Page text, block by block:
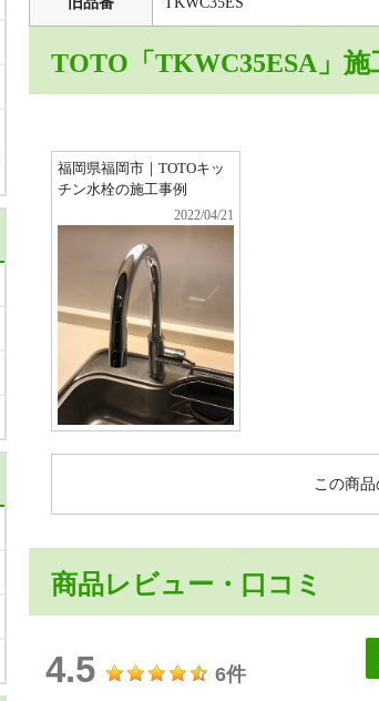
TOTO「TKWC35ESA」施
福岡県福岡市｜TOTOキッ
チン水栓の施工事例
2022/04/21
この商
商品レビュー・口コミ
4.5 6件